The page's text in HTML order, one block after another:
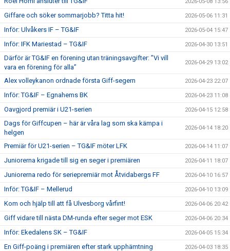
Giffare och söker sommarjobb? Titta hit! 2026-05-06 11:31
Inför: Ulvåkers IF – TG&IF 2026-05-04 15:47
Inför: IFK Mariestad – TG&IF 2026-04-30 13:51
Därför är TG&IF en förening utan träningsavgifter: ”Vi vill
vara en förening för alla”
2026-04-29 13:02
Alex volleykanon ordnade första Giff-segern 2026-04-23 22:07
Inför: TG&IF – Egnahems BK 2026-04-23 11:08
Oavgjord premiär i U21-serien 2026-04-15 12:58
Dags för Giffcupen – här är våra lag som ska kämpa i
helgen
2026-04-14 18:20
Premiär för U21-serien – TG&IF möter LFK 2026-04-14 11:07
Juniorerna krigade till sig en seger i premiären 2026-04-11 18:07
Juniorerna redo för seriepremiär mot Åtvidabergs FF 2026-04-10 16:57
Inför: TG&IF – Mellerud 2026-04-10 13:09
Kom och hjälp till att få Ulvesborg vårfint! 2026-04-06 20:42
Giff vidare till nästa DM-runda efter seger mot ESK 2026-04-06 20:34
Inför: Ekedalens SK – TG&IF 2026-04-05 15:34
En Giff-poäng i premiären efter stark upphämtning 2026-04-03 18:35